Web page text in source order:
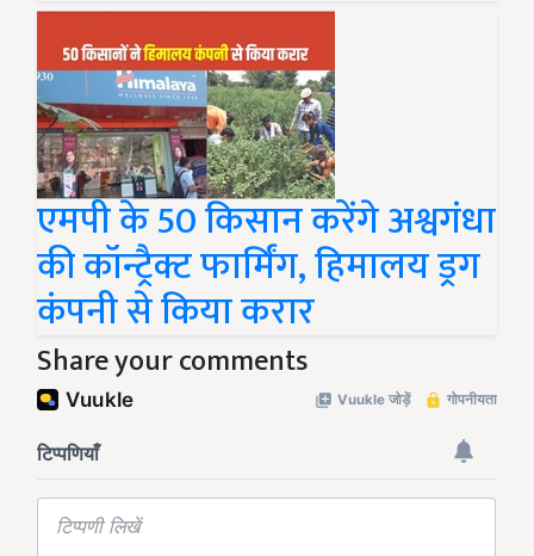
एमपी के 50 किसान करेंगे अश्वगंधा
की कॉन्ट्रैक्ट फार्मिंग, हिमालय ड्रग
कंपनी से किया करार
Share your comments